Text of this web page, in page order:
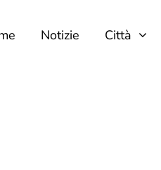
Notizie Città